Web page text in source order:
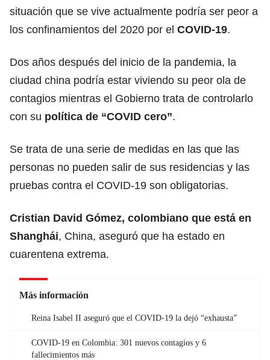
situación que se vive actualmente podría ser peor a
los confinamientos del 2020 por el COVID-19.
Dos años después del inicio de la pandemia, la
ciudad china podría estar viviendo su peor ola de
contagios mientras el Gobierno trata de controlarlo
con su política de “COVID cero”.
Se trata de una serie de medidas en las que las
personas no pueden salir de sus residencias y las
pruebas contra el COVID-19 son obligatorias.
Cristian David Gómez, colombiano que está en
Shanghái, China, aseguró que ha estado en
cuarentena extrema.
Más información
Reina Isabel II aseguró que el COVID-19 la dejó “exhausta”
COVID-19 en Colombia: 301 nuevos contagios y 6
fallecimientos más